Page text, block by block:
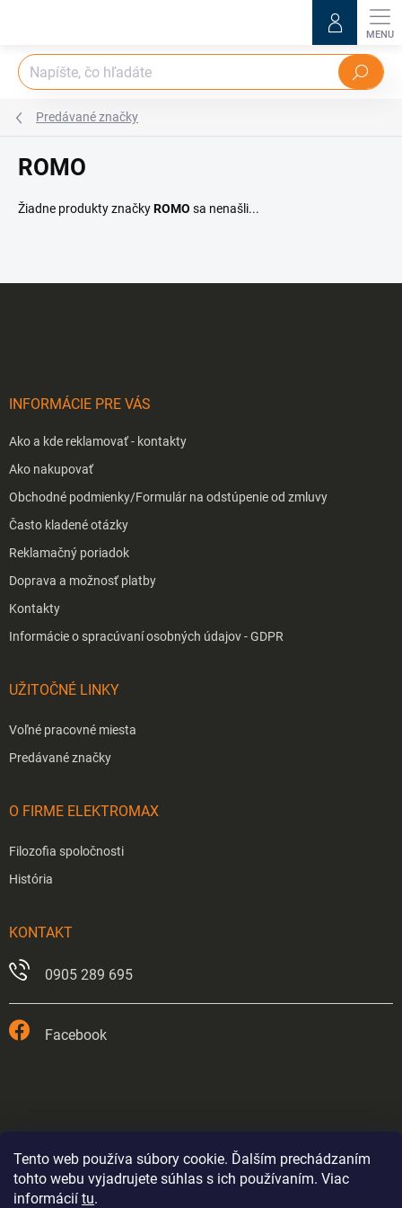
Tento web používa súbory cookie. Ďalším prechádzaním
tohto webu vyjadrujete súhlas s ich používaním. Viac
informácií tu.
Hľadať
Predávané značky
ROMO
Žiadne produkty značkyROMO sa nenašli...
INFORMÁCIE PRE VÁS
Ako a kde reklamovať - kontakty
Ako nakupovať
Obchodné podmienky/Formulár na odstúpenie od zmluvy
Často kladené otázky
Reklamačný poriadok
Doprava a možnosť platby
Kontakty
Informácie o spracúvaní osobných údajov - GDPR
UŽITOČNÉ LINKY
Voľné pracovné miesta
Predávané značky
O FIRME ELEKTROMAX
Filozofia spoločnosti
História
KONTAKT
0905 289 695
Facebook